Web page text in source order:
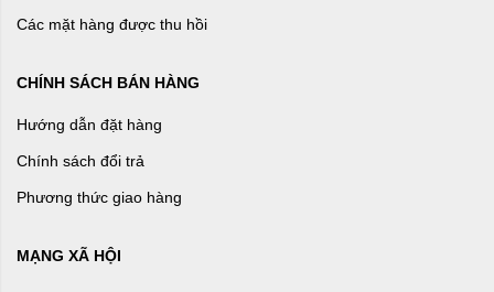
Các mặt hàng được thu hồi
CHÍNH SÁCH BÁN HÀNG
Hướng dẫn đặt hàng
Chính sách đổi trả
Phương thức giao hàng
MẠNG XÃ HỘI